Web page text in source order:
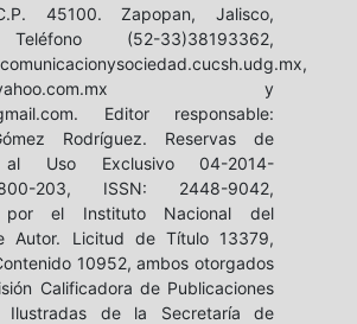
45100. Zapopan, Jalisco,
(52-33)38193362,
y
Editor responsable:
Rodríguez. Reservas de
al Uso Exclusivo 04-2014-
203, ISSN: 2448-9042,
por el Instituto Nacional del
Autor. Licitud de Título 13379,
10952, ambos otorgados
Calificadora de Publicaciones
Ilustradas de la Secretaría de